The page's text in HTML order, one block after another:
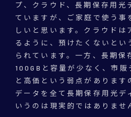
プ、クラウド、長期保存用光
ていますが、ご家庭で使う事
しいと思います。クラウドは
るように、預けたくないとい
られています。一方、長期保
100GBと容量が少なく、市販
と高価という弱点があります
データを全て長期保存用光デ
いうのは現実的ではありませ